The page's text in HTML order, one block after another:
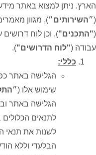
הארץ. ניתן למצוא באתר
(״השירותים״), מגוון
("התכנים"), וכן לוח
עבודה ("לוח הדרושים").
כללי:
הגלישה באתר
שימוש אלו (״
הגלישה באתר
לתנאים הכלולים
לשנות את תנאי
הבלעדי וללא